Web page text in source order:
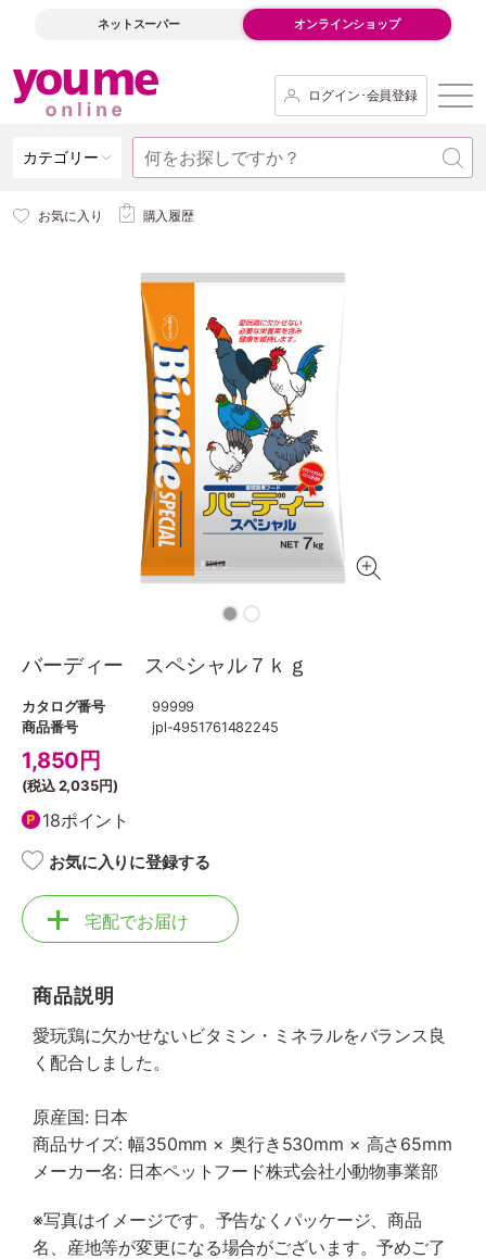
ネットスーパー オンラインショップ
ログイン･会員登録
カテゴリー
お気に入り 購入履歴
バーディー スペシャル７ｋｇ
カタログ番号
99999
商品番号
jpl-4951761482245
1,850 円
(税込2,035円)
18ポイント
お気に入りに登録する
宅配でお届け
商品説明
愛玩鶏に欠かせないビタミン・ミネラルをバランス良
く配合しました。
原産国: 日本
商品サイズ: 幅350mm × 奥行き530mm × 高さ65mm
メーカー名: 日本ペットフード株式会社小動物事業部
※写真はイメージです。予告なくパッケージ、商品
名、産地等が変更になる場合がございます。予めご了